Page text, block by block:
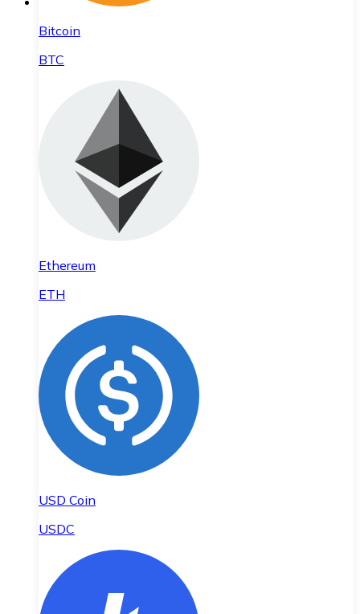
Bitcoin
BTC
Ethereum
ETH
USD Coin
USDC